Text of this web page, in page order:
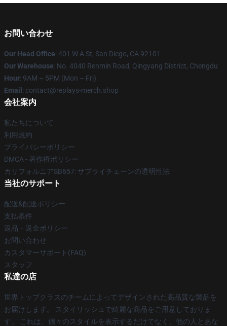
お問い合わせ
Our Head Office: 401 W A St, San Diego, CA 92101
Our Warehouse: No. 4040 Renmin Road, Qingyang District, Chengdu
Hour: 9AM – 5PM (Mon – Fri)
Email : contact@replays-merch.shop
会社案内
私たちについて
利用規約
プライバシーポリシー
DMCA - 著作権ポリシー
カリフォルニアSB657: サプライチェーンの透明性法
当社のサポート
配送&配送ポリシー
支払条件
返品・返金ポリシー
お問い合わせ
カスタマーサポート(FAQ)
スタッフ
私達の店
世界トップクラスのチームによってデザインされた高品質な製品を
お届けします。 スタイリッシュで綺麗な商品をご用意しておりま
す。 これは、個々のスタイルを表示するだけでなく、他の人とあな